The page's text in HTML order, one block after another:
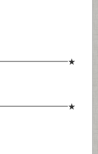
には？』
方法は？